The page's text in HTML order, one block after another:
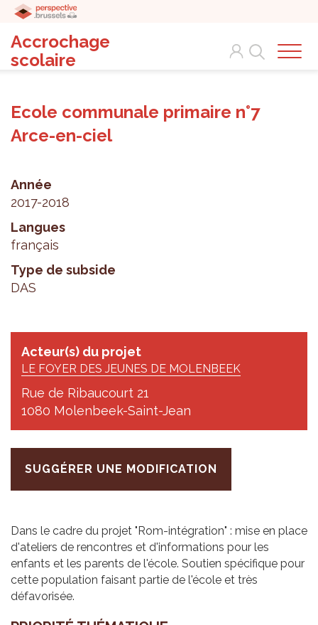
Accrochage
scolaire
Search
Ecole communale primaire n°7
Arce-en-ciel
Année
2017-2018
Langues
français
Type de subside
DAS
Acteur(s) du projet
LE FOYER DES JEUNES DE MOLENBEEK
Rue de Ribaucourt 21
1080 Molenbeek-Saint-Jean
SUGGÉRER UNE MODIFICATION
Dans le cadre du projet "Rom-intégration" : mise en place
d'ateliers de rencontres et d'informations pour les
enfants et les parents de l'école. Soutien spécifique pour
cette population faisant partie de l'école et très
défavorisée.